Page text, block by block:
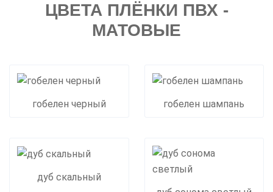
ЦВЕТА ПЛЁНКИ ПВХ -
МАТОВЫЕ
гобелен черный гобелен шампань
дуб скальный